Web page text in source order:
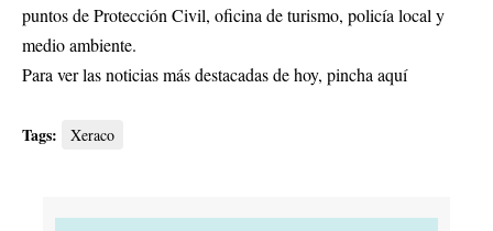
puntos de Protección Civil, oficina de turismo, policía local y
medio ambiente.
Para ver las noticias más destacadas de hoy, pincha aquí
Tags: Xeraco